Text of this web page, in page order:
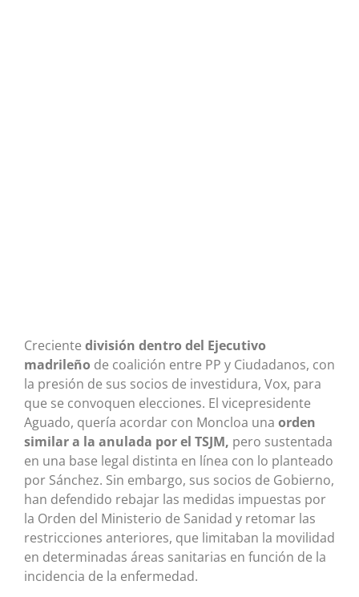
Creciente división dentro del Ejecutivo
madrileño de coalición entre PP y Ciudadanos, con
la presión de sus socios de investidura, Vox, para
que se convoquen elecciones. El vicepresidente
Aguado, quería acordar con Moncloa una orden
similar a la anulada por el TSJM, pero sustentada
en una base legal distinta en línea con lo planteado
por Sánchez. Sin embargo, sus socios de Gobierno,
han defendido rebajar las medidas impuestas por
la Orden del Ministerio de Sanidad y retomar las
restricciones anteriores, que limitaban la movilidad
en determinadas áreas sanitarias en función de la
incidencia de la enfermedad.